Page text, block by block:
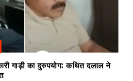
गाड़ी का दुरुपयोग: कथित दलाल ने